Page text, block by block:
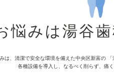
悩みは湯谷
は、清潔で安全な環境を備えた中央区新富の
各種設備を導入し、なるべく削らず、痛